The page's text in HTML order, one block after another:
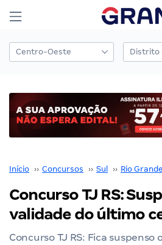
Início ›› Concursos ›› Sul ›› Rio
Concurso TJ RS:
validade do último
Concurso TJ RS: Fica suspenso